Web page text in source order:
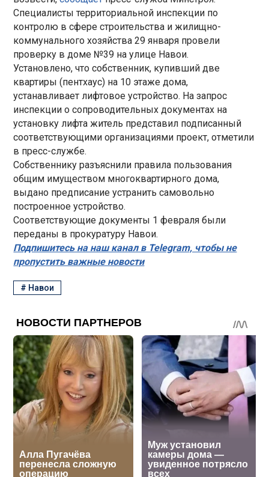
Специалисты территориальной инспекции по
контролю в сфере строительства и жилищно-
коммунального хозяйства 29 января провели
проверку в доме №39 на улице Навои.
Установлено, что собственник, купивший две
квартиры (пентхаус) на 10 этаже дома,
устанавливает лифтовое устройство. На запрос
инспекции о сопроводительных документах на
установку лифта житель представил подписанный
соответствующими организациями проект, отметили
в пресс-службе.
Собственнику разъяснили правила пользования
общим имуществом многоквартирного дома,
выдано предписание устранить самовольно
построенное устройство.
Соответствующие документы 1 февраля были
переданы в прокуратуру Навои.
Подпишитесь на наш канал в Telegram, чтобы не
пропустить важные новости
# Навои